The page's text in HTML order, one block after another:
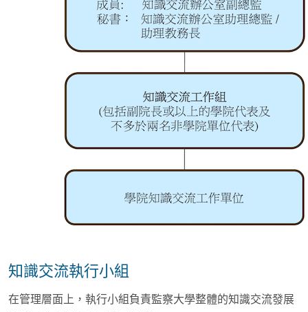
知識交流執行小組
在管理層面上，執行小組負責監察大學整體的知識交流發展